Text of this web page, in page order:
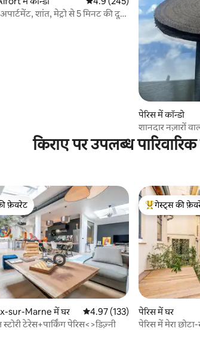
शांत, मेट्रो से 5 मिनट की दूरी
पेरिस में कॉन्डो
शानदार नज़ारों
किराए पर उपलब्ध
फ़ेवरेट
फ़ेवरेट
sur-Marne में घर औसत रेटिंग 5 में से 4.97, 133
4.97 (133)
घर की सिंगल स्टोरी टेरेस+पार्किंग पेरिस<>डिज़्नी
गेस्ट्स का टॉप
गेस्ट्स की
पेरिस में घर
पेरिस में मेरा